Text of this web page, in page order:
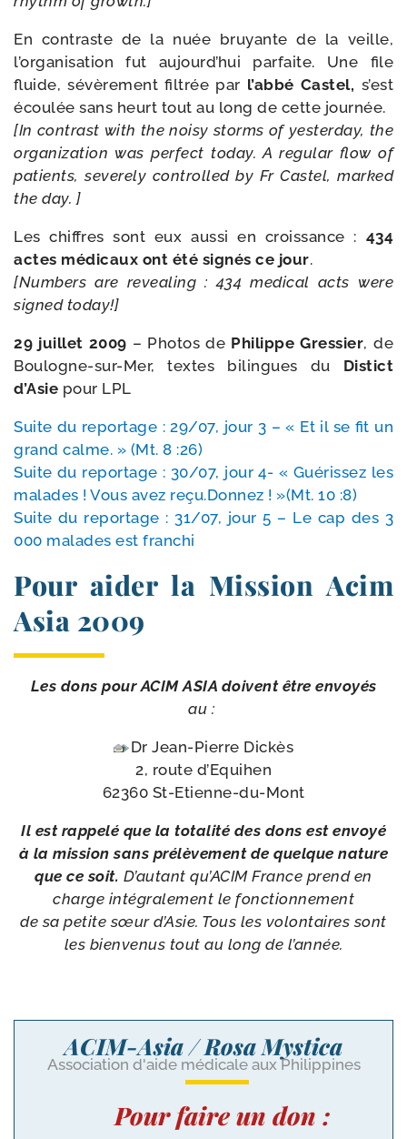
En contraste de la nuée bruyante de la veille,
l’organisation fut aujourd’hui par­faite. Une file
fluide, sévè­re­ment fil­trée par l’abbé Castel, s’est
écou­lée sans heurt tout au long de cette jour­née.
[In contrast with the noi­sy storms of yes­ter­day, the
orga­ni­za­tion was per­fect today. A regu­lar flow of
patients, seve­re­ly control­led by Fr Castel, mar­ked
the day. ]
Les chiffres sont eux aus­si en crois­sance : 434
actes médi­caux ont été signés ce jour.
[Numbers are revea­ling : 434 medi­cal acts were
signed today!]
29 juillet 2009 – Photos de Philippe Gressier, de
Boulogne-​sur-​Mer, textes bilingues du Distict
d’Asie pour LPL
Suite du repor­tage : 29/​07, jour 3 – « Et il se fit un
grand calme. » (Mt. 8 :26)
Suite du repor­tage : 30/​07, jour 4- « Guérissez les
malades ! Vous avez reçu.Donnez ! »(Mt. 10 :8)
Suite du repor­tage : 31/​07, jour 5 – Le cap des 3
000 malades est franchi
Pour aider la Mission Acim
Asia 2009
Les dons pour ACIM ASIA doivent être envoyés
au :
Dr Jean-​Pierre Dickès
2, route d’Equihen
62360 St-Etienne-du-Mont
Il est rap­pe­lé que la tota­li­té des dons est envoyé
à la mis­sion sans pré­lè­ve­ment de quelque nature
que ce soit. D’autant qu’ACIM France prend en
charge inté­gra­le­ment le fonc­tion­ne­ment
de sa petite sœur d’Asie. Tous les volon­taires sont
les bien­ve­nus tout au long de l’année.
ACIM-Asia / Rosa Mystica
Association d'aide médicale aux Philippines
Pour faire un don :